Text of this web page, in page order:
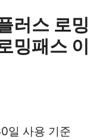
러스 로밍
밍패스 이
일 사용 기준